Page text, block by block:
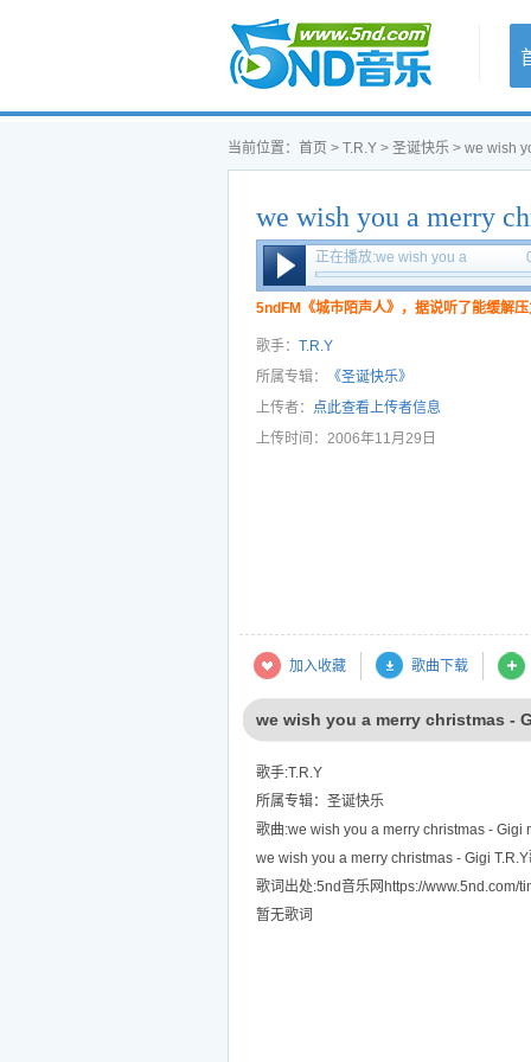
首页
当前位置： 首页 > T.R.Y > 圣诞快乐 > we wish
we wish you a merry
Gigi 正在播放:we wish you a
merry christmas - Gigi
5ndFM《城市陌声人》，据说听了能缓解压
歌手： T.R.Y
所属专辑：
《圣诞快乐》
上传者： 点此查看上传者信息
上传时间：2006年11月29日
加入收藏 歌曲下载
we wish you a merry christmas -
歌手:T.R.Y
所属专辑：圣诞快乐
歌曲:we wish you a merry christmas - Gigi
we wish you a merry christmas - Gigi T.R.Y
歌词出处:5nd音乐网https://www.5nd.com/
暂无歌词